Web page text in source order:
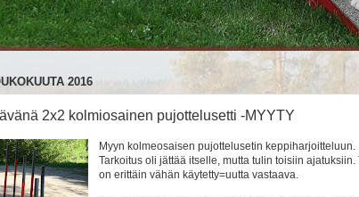
2016
2x2 kolmiosainen pujottelusetti -MYYTY
Myyn kolmeosaisen pujottelusetin keppiharjoitteluun.
Tarkoitus oli jättää itselle, mutta tulin toisiin ajatuksiin.
on erittäin vähän käytetty=uutta vastaava.